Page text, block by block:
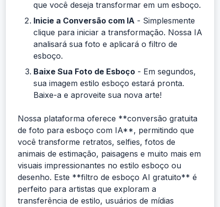
que você deseja transformar em um esboço.
Inicie a Conversão com IA - Simplesmente
clique para iniciar a transformação. Nossa IA
analisará sua foto e aplicará o filtro de
esboço.
Baixe Sua Foto de Esboço - Em segundos,
sua imagem estilo esboço estará pronta.
Baixe-a e aproveite sua nova arte!
Nossa plataforma oferece **conversão gratuita
de foto para esboço com IA**, permitindo que
você transforme retratos, selfies, fotos de
animais de estimação, paisagens e muito mais em
visuais impressionantes no estilo esboço ou
desenho. Este **filtro de esboço AI gratuito** é
perfeito para artistas que exploram a
transferência de estilo, usuários de mídias